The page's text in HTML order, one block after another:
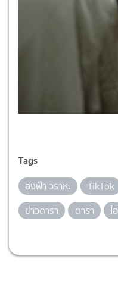
Tags
อิงฟ้า วราหะ TikTok
ข่าวดารา
ดารา